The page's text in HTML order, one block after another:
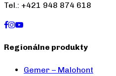
Tel.: +421 948 874 618
Regionálne produkty
Gemer – Malohont